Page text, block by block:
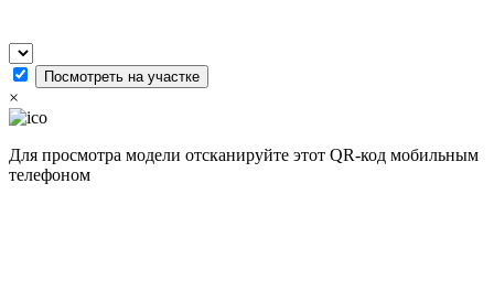
Посмотреть на участке
×
Для просмотра модели отсканируйте этот QR-код мобильным
телефоном